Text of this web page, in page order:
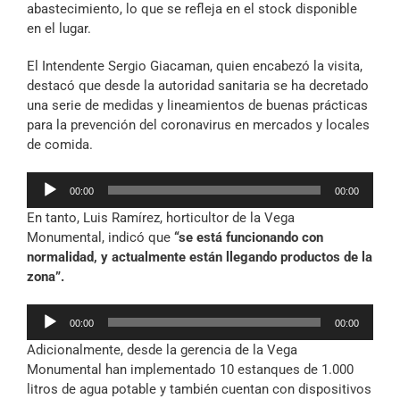
abastecimiento, lo que se refleja en el stock disponible
en el lugar.
El Intendente Sergio Giacaman, quien encabezó la visita,
destacó que desde la autoridad sanitaria se ha decretado
una serie de medidas y lineamientos de buenas prácticas
para la prevención del coronavirus en mercados y locales
de comida.
Reproductor
audio
00:00 00:00
En tanto, Luis Ramírez, horticultor de la Vega
Monumental, indicó que “se está funcionando con
normalidad, y actualmente están llegando productos de la
zona”.
Reproductor
audio
00:00 00:00
Adicionalmente, desde la gerencia de la Vega
Monumental han implementado 10 estanques de 1.000
litros de agua potable y también cuentan con dispositivos